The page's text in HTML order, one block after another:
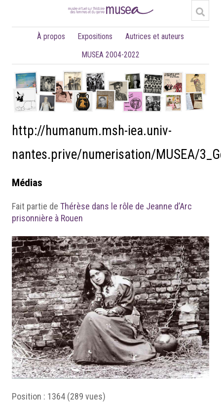
À propos Expositions
Autrices et auteurs
MUSEA 2004-2022
http://humanum.msh-iea.univ-
nantes.prive/numerisation/MUSEA/
Médias
Fait partie de Thérèse dans le rôle de Jeanne d’Arc
prisonnière à Rouen
Position : 1364 (289 vues)